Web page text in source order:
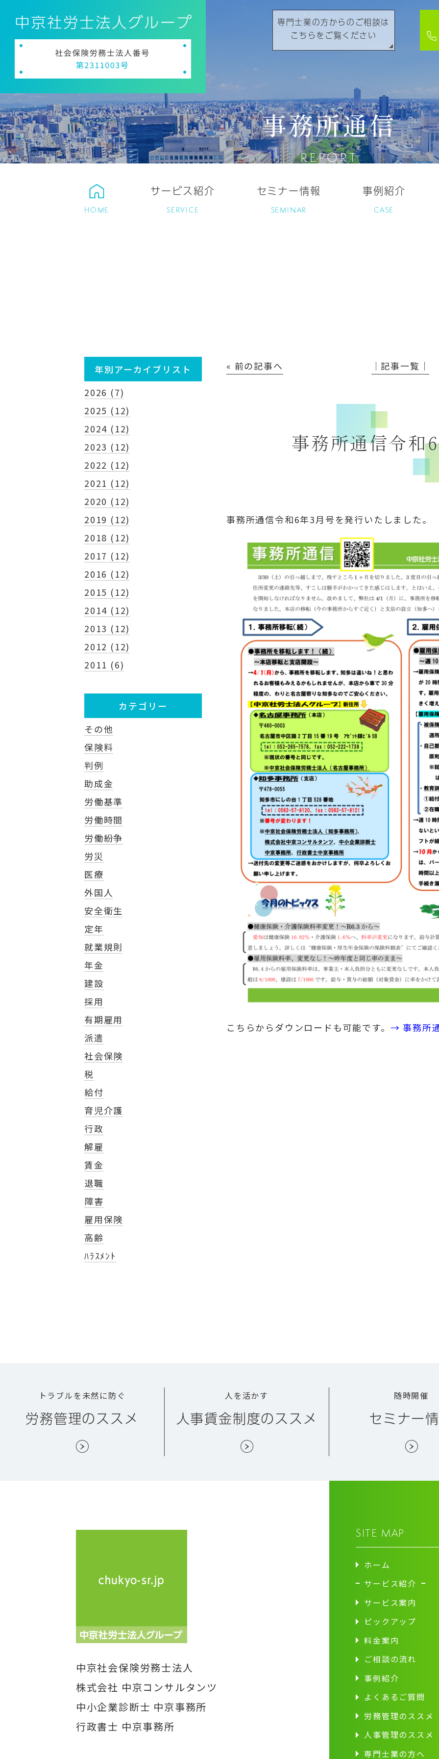
専門士業の方からのご相談は
こちらをご覧ください
事務所通信
REPORT
HOME
サービス紹介
SERVICE
セミナー情報
SEMINAR
事例紹介
CASE
« 前の記事へ │記事一覧│
事務所通信令和
事務所通信令和6年3月号を発行いたしました。
こちらからダウンロードも可能です。 → 事務所
年別アーカイブリスト
2026 (7)
2025 (12)
2024 (12)
2023 (12)
2022 (12)
2021 (12)
2020 (12)
2019 (12)
2018 (12)
2017 (12)
2016 (12)
2015 (12)
2014 (12)
2013 (12)
2012 (12)
2011 (6)
カテゴリー
その他
保険料
判例
助成金
労働基準
労働時間
労働紛争
労災
医療
外国人
安全衛生
定年
就業規則
年金
建設
採用
有期雇用
派遣
社会保険
税
給付
育児介護
行政
解雇
賃金
退職
障害
雇用保険
高齢
ﾊﾗｽﾒﾝﾄ
トラブルを未然に防ぐ
労務管理のススメ
人を活かす
人事賃金制度のススメ
随時開催
セミナー
中京社会保険労務士法人
株式会社 中京コンサルタンツ
中小企業診断士 中京事務所
行政書士 中京事務所
SITE MAP
ホーム
サービス紹介
サービス案内
ピックアップ
料金案内
ご相談の流れ
事例紹介
よくあるご質問
労務管理のススメ
人事管理のススメ
専門士業の方へ